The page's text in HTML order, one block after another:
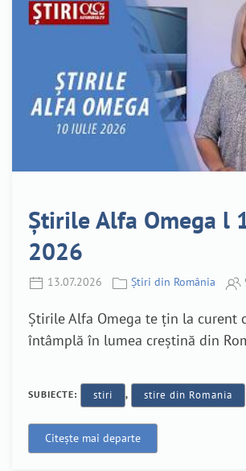
Știrile Alfa Omega l
2026
13.07.2026 Știri din România
Știrile Alfa Omega te țin la curent
întâmplă în lumea creștină din
SUBIECTE: stiri , stire din Romania
Citește mai departe